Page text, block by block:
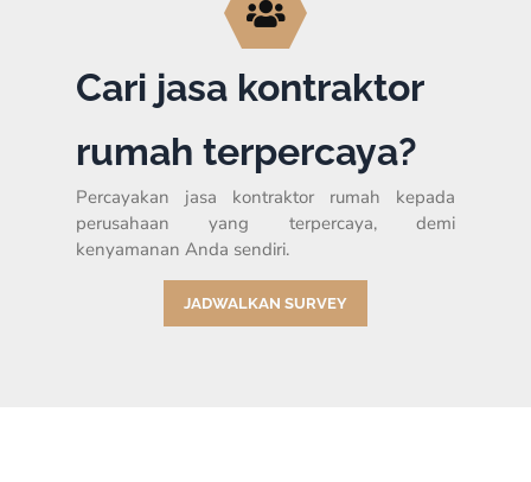
Cari jasa kontraktor
rumah terpercaya?
Percayakan jasa kontraktor rumah kepada
perusahaan yang terpercaya, demi
kenyamanan Anda sendiri.
JADWALKAN SURVEY